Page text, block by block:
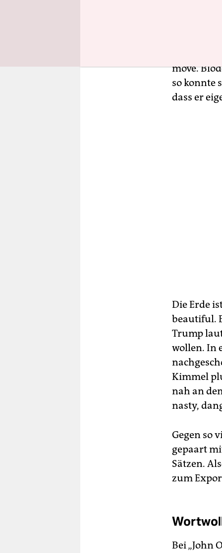
Am
move.
so konnte
dass er
Die Erde
beautiful.
Trump
wollen. In
Kimmel
nah an
nasty,
Gegen so
gepaart
Sätzen.
zum
Bei „John